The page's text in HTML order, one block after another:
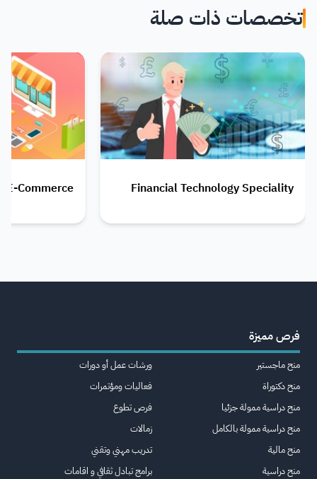
تخصصات ذات صلة
Financial Technology Speciality
E-Commerce
فرص مميزة
منح ماجستير
منح دكتوراة
منح دراسية ممولة جزئيا
منح دراسية ممولة بالكامل
منح مالية
منح دراسية
ورشات عمل أو دورات
فعاليات ومؤتمرات
فرص تطوع
زمالات
تدريب مهني وتقني
برامج تبادل ثقافي و اقامات